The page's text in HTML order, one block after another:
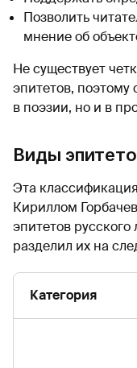
Позволить
мнение об
Не существует
эпитетов, поэтому
в поэзии, но и в
Виды
Эта
Кириллом
эпитетов
разделил их на
Категория